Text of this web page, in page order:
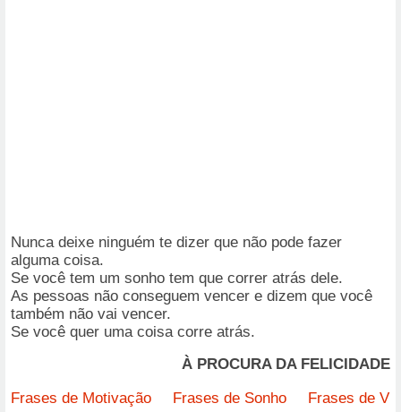
Nunca deixe ninguém te dizer que não pode fazer
alguma coisa.
Se você tem um sonho tem que correr atrás dele.
As pessoas não conseguem vencer e dizem que você
também não vai vencer.
Se você quer uma coisa corre atrás.
À PROCURA DA FELICIDADE
Frases de Motivação
Frases de Sonho Frases de